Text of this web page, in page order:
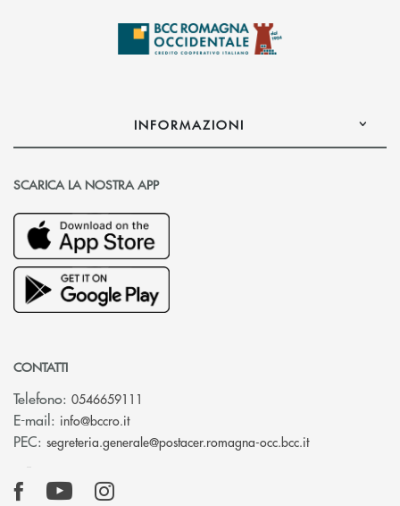
INFORMAZIONI
SCARICA LA NOSTRA APP
CONTATTI
Telefono: 0546659111
E-mail: info@bccro.it(si apre l’app di posta elettronica)
PEC: segreteria.generale@postacer.romagna-occ.bcc.it(si apre l’app